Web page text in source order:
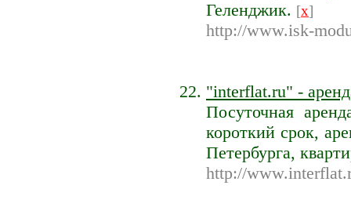
Геленджик. [x]
http://www.isk-
"interflat.ru" -
Посуточная
короткий срок,
Петербурга,
http://